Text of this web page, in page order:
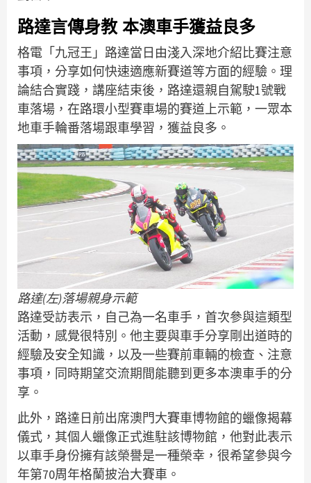
路達言傳身教 本澳車手獲益良多
格電「九冠王」路達當日由淺入深地介紹比賽注意
事項，分享如何快速適應新賽道等方面的經驗。理
論結合實踐，講座結束後，路達還親自駕駛1號戰
車落場，在路環小型賽車場的賽道上示範，一眾本
地車手輪番落場跟車學習，獲益良多。
路達(左)落場親身示範
路達受訪表示，自己為一名車手，首次參與這類型
活動，感覺很特別。他主要與車手分享剛出道時的
經驗及安全知識，以及一些賽前車輛的檢查、注意
事項，同時期望交流期間能聽到更多本澳車手的分
享。
此外，路達日前出席澳門大賽車博物館的蠟像揭幕
儀式，其個人蠟像正式進駐該博物館，他對此表示
以車手身份擁有該榮譽是一種榮幸，很希望參與今
年第70周年格蘭披治大賽車。